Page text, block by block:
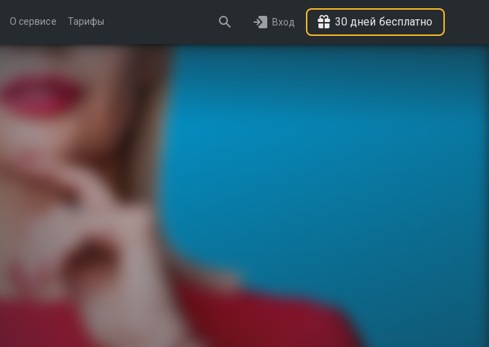
О сервисе Тарифы Вход 30 дней бесплатно